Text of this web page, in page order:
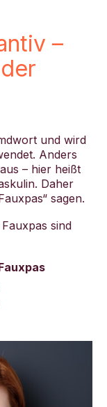
–
und wird
Anders
– hier heißt
Daher
sagen.
sind